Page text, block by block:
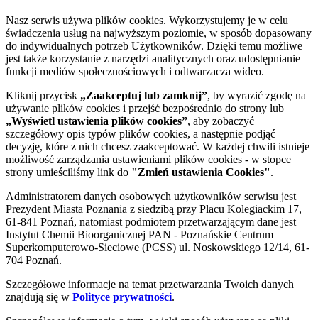
Nasz serwis używa plików cookies. Wykorzystujemy je w celu
świadczenia usług na najwyższym poziomie, w sposób dopasowany
do indywidualnych potrzeb Użytkowników. Dzięki temu możliwe
jest także korzystanie z narzędzi analitycznych oraz udostępnianie
funkcji mediów społecznościowych i odtwarzacza wideo.
Kliknij przycisk „Zaakceptuj lub zamknij”, by wyrazić zgodę na
używanie plików cookies i przejść bezpośrednio do strony lub
„Wyświetl ustawienia plików cookies”, aby zobaczyć
szczegółowy opis typów plików cookies, a następnie podjąć
decyzję, które z nich chcesz zaakceptować. W każdej chwili istnieje
możliwość zarządzania ustawieniami plików cookies - w stopce
strony umieściliśmy link do "Zmień ustawienia Cookies".
Administratorem danych osobowych użytkowników serwisu jest
Prezydent Miasta Poznania z siedzibą przy Placu Kolegiackim 17,
61-841 Poznań, natomiast podmiotem przetwarzającym dane jest
Instytut Chemii Bioorganicznej PAN - Poznańskie Centrum
Superkomputerowo-Sieciowe (PCSS) ul. Noskowskiego 12/14, 61-
704 Poznań.
Szczegółowe informacje na temat przetwarzania Twoich danych
znajdują się w Polityce prywatności.